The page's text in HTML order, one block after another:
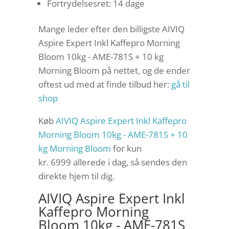
Fortrydelsesret: 14 dage
Mange leder efter den billigste AIVIQ
Aspire Expert Inkl Kaffepro Morning
Bloom 10kg - AME-781S + 10 kg
Morning Bloom på nettet, og de ender
oftest ud med at finde tilbud her: gå til
shop
KøbAIVIQ Aspire Expert Inkl Kaffepro
Morning Bloom 10kg - AME-781S + 10
kg Morning Bloom for kun
kr. 6999 allerede i dag, så sendes den
direkte hjem til dig.
AIVIQ Aspire Expert Inkl
Kaffepro Morning
Bloom 10kg - AME-781S